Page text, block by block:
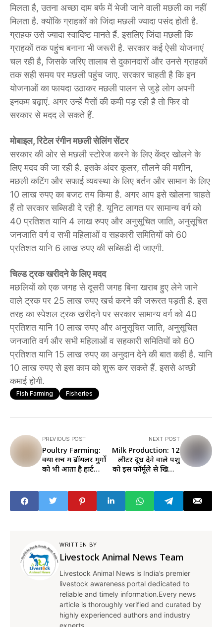
मिलता है, उतना अच्छा दाम बर्फ में भेजी जाने वाली मछली का नहीं
मिलता है. क्योंकि ग्राहकों को जिंदा मछली ज्यादा पसंद होती है.
ग्राहक उसे ज्यादा स्वादिष्ट मानते हैं. इसलिए जिंदा मछली कि
ग्राहकों तक पहुंच बनाना भी जरूरी है. सरकार कई ऐसी योजनाएं
चल रही है, जिसके जरिए तालाब से दुकानदारों और उनसे ग्राहकों
तक सही समय पर मछली पहुंच जाए. सरकार चाहती है कि इन
योजनाओं का फायदा उठाकर मछली पालन से जुड़े लोग अपनी
इनकम बढ़ाएं. अगर उन्हें पैसों की कमी पड़ रही है तो फिर वो
सरकार से मदद ले सकते हैं.
मोबाइल, रिटेल रंगीन मछली सेलिंग सेंटर
सरकार की ओर से मछली स्टोरेज करने के लिए केंद्र खोलने के
लिए मदद की जा रही है. इसके अंदर कूलर, तौलने की मशीन,
मछली कटिंग और सफाई व्यवस्था के लिए बर्तन और सामान के लिए
10 लाख रुपए का बजट तय किया है. अगर आप इसे खोलना चाहते
हैं तो सरकार सब्सिडी दे रही है. यूनिट लागत पर सामान्य वर्ग को
40 प्रतिशत यानि 4 लाख रुपए और अनुसूचित जाति, अनुसूचित
जनजाति वर्ग व सभी महिलाओं व सहकारी समितियों को 60
प्रतिशत यानि 6 लाख रुपए की सब्सिडी दी जाएगी.
चिल्ड ट्रक खरीदने के लिए मदद
मछलियों को एक जगह से दूसरी जगह बिना खराब हुए लेने जाने
वाले ट्रक पर 25 लाख रुपए खर्च करने की जरूरत पड़ती है. इस
तरह का स्पेशल ट्रक खरीदने पर सरकार सामान्य वर्ग को 40
प्रतिशत यानि 10 लाख रुपए और अनुसूचित जाति, अनुसूचित
जनजाति वर्ग और सभी महिलाओं व सहकारी समितियों को 60
प्रतिशत यानि 15 लाख रुपए का अनुदान देने की बात कही है. यानि
10 लाख रुपए से इस काम को शुरू कर सकते हैं. इससे अच्छी
कमाई होगी.
Fish Farming Fisheries
PREVIOUS POST
Poultry Farming:
क्या सच में ब्रॉयलर मुर्गों
को भी आता है हार्ट
NEXT POST
Milk Production: 12
लीटर दूध देने वाले पशु
को इस फॉर्मूले से खिलाएं
WRITTEN BY
Livestock Animal News Team
Livestock Animal News is India’s premier
livestock awareness portal dedicated to
reliable and timely information.Every news
article is thoroughly verified and curated by
highly experienced authors and industry
experts.